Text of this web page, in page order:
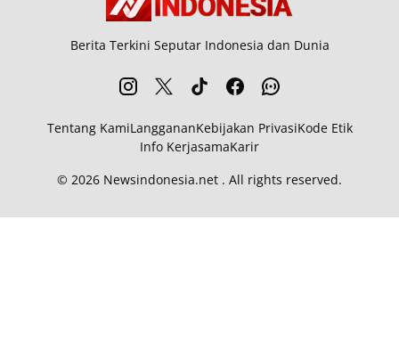
Berita Terkini Seputar Indonesia dan Dunia
Tentang KamiLanggananKebijakan PrivasiKode Etik
Info KerjasamaKarir
© 2026 Newsindonesia.net . All rights reserved.